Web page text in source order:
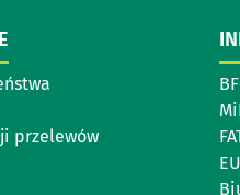
przelewów